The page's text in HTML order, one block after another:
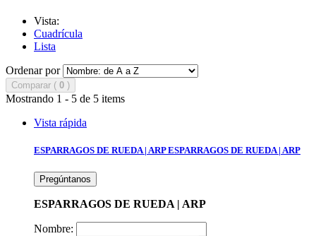
Vista:
Cuadrícula
Lista
Ordenar por
Comparar ( 0 )
Mostrando 1 - 5 de 5 items
Vista rápida
ESPARRAGOS DE RUEDA | ARP ESPARRAGOS DE RUEDA | ARP
Pregúntanos
ESPARRAGOS DE RUEDA | ARP
Nombre: